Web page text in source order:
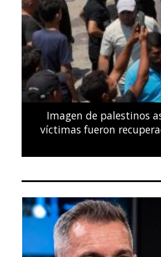
Los nadadores
el Campeonato Europeo